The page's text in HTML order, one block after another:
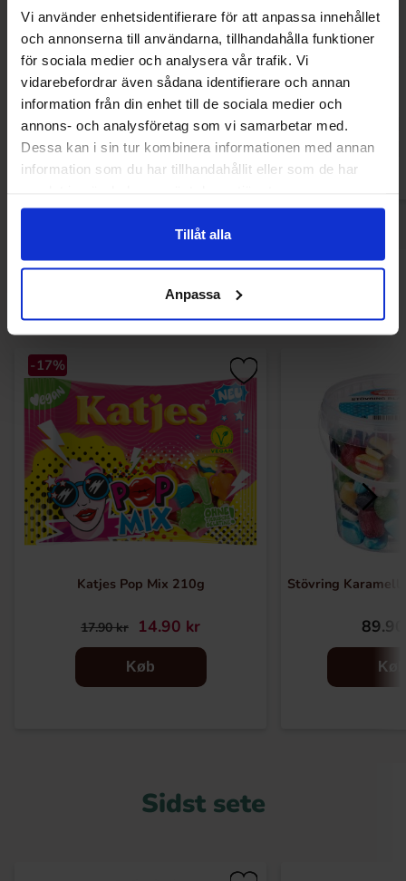
Vi använder enhetsidentifierare för att anpassa innehållet
och annonserna till användarna, tillhandahålla funktioner
för sociala medier och analysera vår trafik. Vi
vidarebefordrar även sådana identifierare och annan
information från din enhet till de sociala medier och
annons- och analysföretag som vi samarbetar med.
Dessa kan i sin tur kombinera informationen med annan
information som du har tillhandahållit eller som de har
Tillåt alla
Anpassa
Marabou Daim Dubbel 56g
10.90 kr 6.90 kr
Køb
Marabou Daim
54.50 kr
Andre kunne lide
-17%
Katjes Pop Mix 210g
17.90 kr 14.90 kr
Køb
Stövring
Køb
Sidst sete